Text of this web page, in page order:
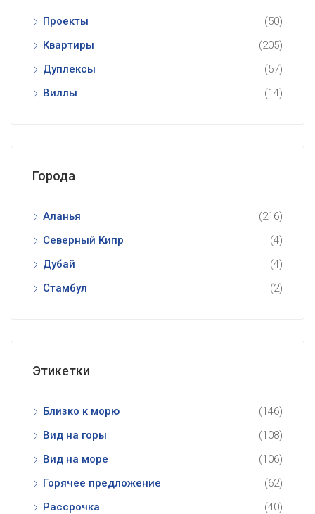
Проекты
(50)
Квартиры
(205)
Дуплексы
(57)
Виллы
(14)
Города
Аланья
(216)
Северный Кипр
(4)
Дубай
(4)
Стамбул
(2)
Этикетки
Близко к морю
(146)
Вид на горы
(108)
Вид на море
(106)
Горячее предложение
(62)
Рассрочка
(40)